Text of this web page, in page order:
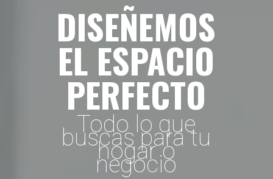
DISEÑEMOS
EL ESPACIO
PERFECTO
Todo lo que
buscas para tu
hogar o
negocio